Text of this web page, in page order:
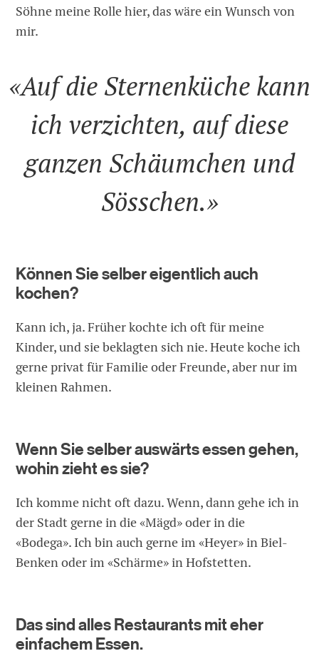
Söhne meine Rolle hier, das wäre ein Wunsch von
mir.
«Auf die Sternenküche kann
ich verzichten, auf diese
ganzen Schäumchen und
Sösschen.»
Können Sie selber eigentlich auch
kochen?
Kann ich, ja. Früher kochte ich oft für meine
Kinder, und sie beklagten sich nie. Heute koche ich
gerne privat für Familie oder Freunde, aber nur im
kleinen Rahmen.
Wenn Sie selber auswärts essen gehen,
wohin zieht es sie?
Ich komme nicht oft dazu. Wenn, dann gehe ich in
der Stadt gerne in die «Mägd» oder in die
«Bodega». Ich bin auch gerne im «Heyer» in Biel-
Benken oder im «Schärme» in Hofstetten.
Das sind alles Restaurants mit eher
einfachem Essen.